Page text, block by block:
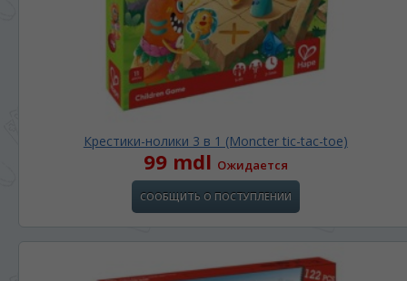
Крестики-нолики 3 в 1 (Moncter tic-tac-toe)
99 mdl Ожидается
СООБЩИТЬ О ПОСТУПЛЕНИИ